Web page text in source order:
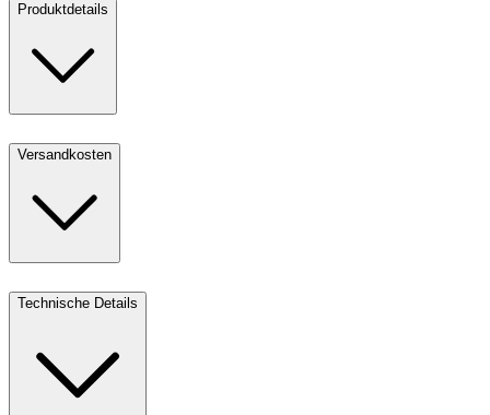
Produktdetails
Versandkosten
Technische Details